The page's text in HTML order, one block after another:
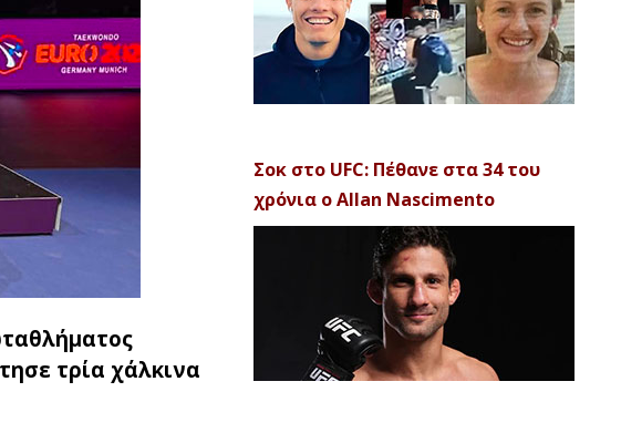
τρία χάλκινα
Σοκ στο UFC: Πέθανε στα 34 του
χρόνια ο Allan Nascimento